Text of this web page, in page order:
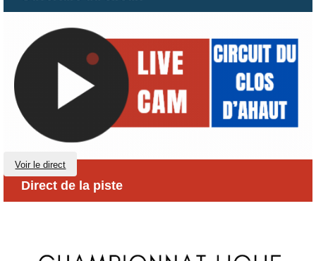
Voir le direct
Direct de la piste